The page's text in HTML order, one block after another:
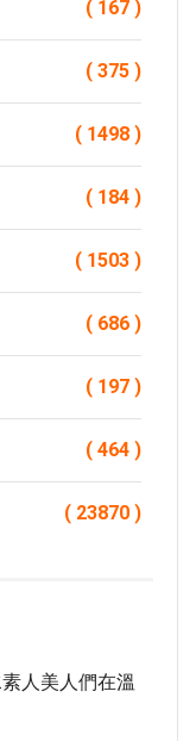
( 167 )
( 375 )
( 1498 )
( 184 )
( 1503 )
( 686 )
( 197 )
( 464 )
( 23870 )
人美人們在溫